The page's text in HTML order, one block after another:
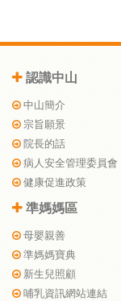
認識中山
中山簡介
宗旨願景
院長的話
病人安全管理委員會
健康促進政策
準媽媽區
母嬰親善
準媽媽寶典
新生兒照顧
哺乳資訊網站連結